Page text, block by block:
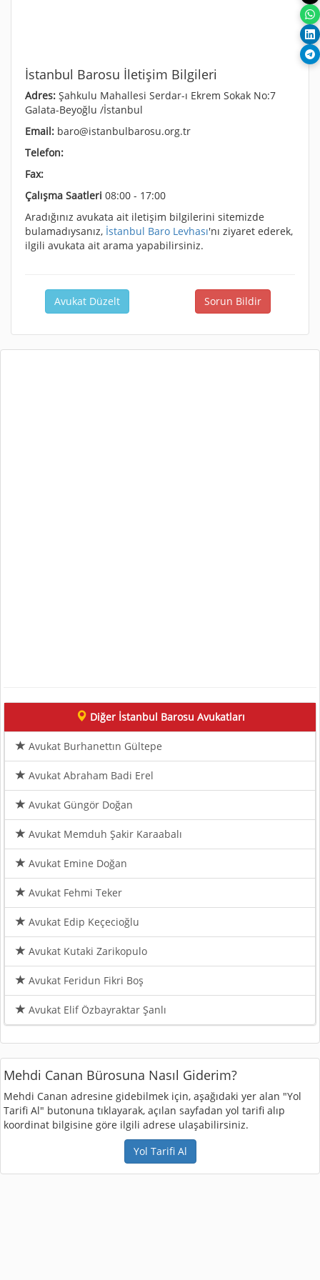
İstanbul Barosu İletişim Bilgileri
Adres: Şahkulu Mahallesi Serdar-ı Ekrem Sokak No:7
Galata-Beyoğlu /İstanbul
Email: baro@istanbulbarosu.org.tr
Telefon:
Fax:
Çalışma Saatleri 08:00 - 17:00
Aradığınız avukata ait iletişim bilgilerini sitemizde
bulamadıysanız, İstanbul Baro Levhası'nı ziyaret ederek,
ilgili avukata ait arama yapabilirsiniz.
Avukat Düzelt Sorun Bildir
Diğer İstanbul Barosu Avukatları
Avukat Burhanettın Gültepe
Avukat Abraham Badi Erel
Avukat Güngör Doğan
Avukat Memduh Şakir Karaabalı
Avukat Emine Doğan
Avukat Fehmi Teker
Avukat Edip Keçecioğlu
Avukat Kutaki Zarikopulo
Avukat Feridun Fikri Boş
Avukat Elif Özbayraktar Şanlı
Mehdi Canan Bürosuna Nasıl Giderim?
Mehdi Canan adresine gidebilmek için, aşağıdaki yer alan "Yol
Tarifi Al" butonuna tıklayarak, açılan sayfadan yol tarifi alıp
koordinat bilgisine göre ilgili adrese ulaşabilirsiniz.
Yol Tarifi Al